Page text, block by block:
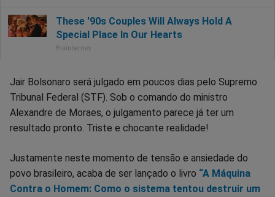
Jair Bolsonaro será julgado em poucos dias pelo Supremo
Tribunal Federal (STF). Sob o comando do ministro
Alexandre de Moraes, o julgamento parece já ter um
resultado pronto. Triste e chocante realidade!
Justamente neste momento de tensão e ansiedade do
povo brasileiro, acaba de ser lançado o livro “A Máquina
Contra o Homem: Como o sistema tentou destruir um